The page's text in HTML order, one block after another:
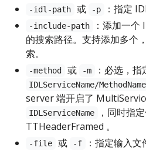
-idl-path 或 -p ：指定
-include-path
：添加一
的搜索路径。支持添加多个
索。
-method 或 -m ：必选，
IDLServiceName/MethodName
server 端开启了
IDLServiceName
，同时指
TTHeaderFramed 。
-file 或 -f
：指定输入